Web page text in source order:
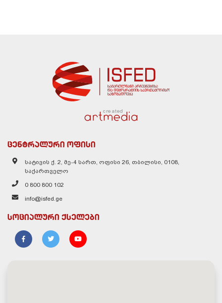
created
ცენტრალური ოფისი
სატივის ქ. 2, მე-4 სართ, ოფისი 26, თბილისი, 0108,
საქართველო
0 800 800 102
info@isfed.ge
სოციალური ქსელები